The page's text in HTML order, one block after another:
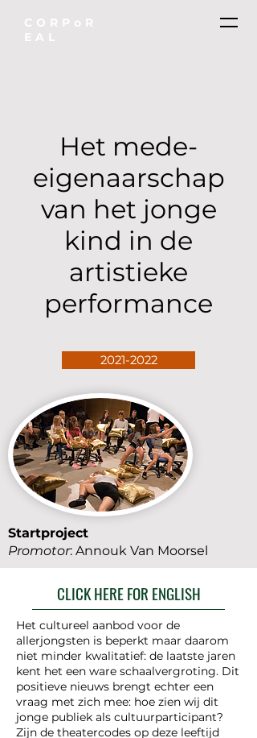
CORPoR
EAL
Het mede-
eigenaarschap
van het jonge
kind in de
artistieke
performance
2021-2022
Startproject
Promotor: Annouk Van Moorsel
CLICK HERE FOR ENGLISH
Het cultureel aanbod voor de
allerjongsten is beperkt maar daarom
niet minder kwalitatief: de laatste jaren
kent het een ware schaalvergroting. Dit
positieve nieuws brengt echter een
vraag met zich mee: hoe zien wij dit
jonge publiek als cultuurparticipant?
Zijn de theatercodes op deze leeftijd